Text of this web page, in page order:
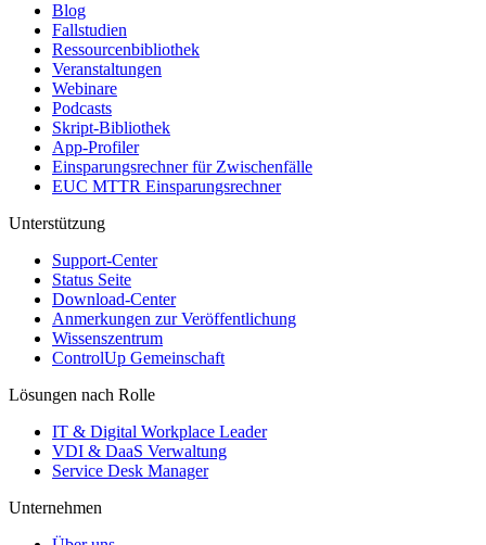
Blog
Fallstudien
Ressourcenbibliothek
Veranstaltungen
Webinare
Podcasts
Skript-Bibliothek
App-Profiler
Einsparungsrechner für Zwischenfälle
EUC MTTR Einsparungsrechner
Unterstützung
Support-Center
Status Seite
Download-Center
Anmerkungen zur Veröffentlichung
Wissenszentrum
ControlUp Gemeinschaft
Lösungen nach Rolle
IT & Digital Workplace Leader
VDI & DaaS Verwaltung
Service Desk Manager
Unternehmen